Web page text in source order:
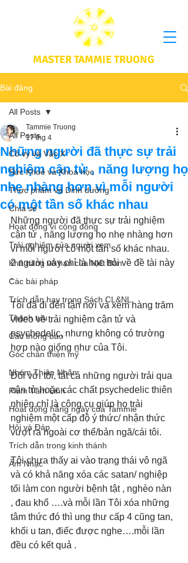
MASTER TAMMIE TRUONG
Bài đăng
All Posts
Cô vy và Vắc X
Sức Khoẻ và Khoa học
Thực phầm và Dinh dưỡng
Chia sẻ
Hoạt động vì cộng đồng
Trải nghiệm của người xem
Khả năng vô hạn của Niết Bàn
Các bài pháp
Trích dẫn hay trong Sách CL&NL
Thành tựu
Các thông báo
Góc chân thiện mỹ
Nhóm Thiên Nhãn
Phim Tâm Linh
Hoạt động hằng ngày của Tammie
Hỏi và Đáp
Trích dẫn trong kinh thánh
Âm Nhạc
All Posts
Những người đã thực sự trải
nghiệm cận tử , năng lượng họ
nhẹ nhàng hơn vì mỗi người
có một tần số khác nhau
Tammie Truong
17 thg 4
Những người đã thực sự trải nghiệm
cận tử , năng lượng họ nhẹ nhàng hơn
vì mỗi người có một tần số khác nhau.
2 người này chỉ là học hỏi về đề tài này
.
Tôi đã đi đến tận nơi và xem hàng trăm
video về trải nghiệm cận tử và
psychedelic, nhưng không có trường
hợp nào giống như của Tôi.
Đối với tôi, tất cả những người trải qua
cận tử hoặc các chất psychedelic thiên
nhiên chỉ là công cụ giúp họ trải
nghiệm một cấp độ ý thức/ nhận thức
vượt ra ngoài cơ thể/bản ngã/cái tôi.
Tôi chưa thấy ai vào trạng thái vô ngã
và có khả năng xóa các satan/ nghiệp
tối làm con người bệnh tật , nghèo nàn
, đau khổ ….và mỗi lần Tôi xóa những
tâm thức đó thì ung thư cấp 4 cũng tan,
khối u tan, điếc được nghe….mỗi lần
đều có kết quả .